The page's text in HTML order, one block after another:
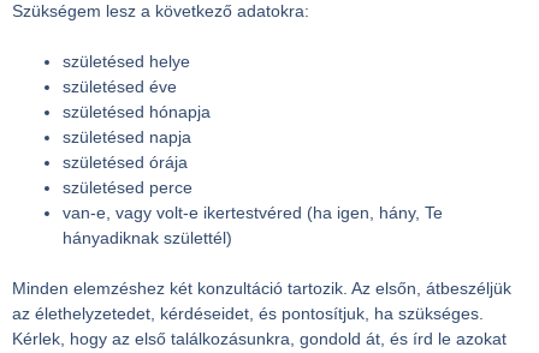
Szükségem lesz a következő adatokra:
születésed helye
születésed éve
születésed hónapja
születésed napja
születésed órája
születésed perce
van-e, vagy volt-e ikertestvéred (ha igen, hány, Te
hányadiknak születtél)
Minden elemzéshez két konzultáció tartozik. Az elsőn, átbeszéljük
az élethelyzetedet, kérdéseidet, és pontosítjuk, ha szükséges.
Kérlek, hogy az első találkozásunkra, gondold át, és írd le azokat